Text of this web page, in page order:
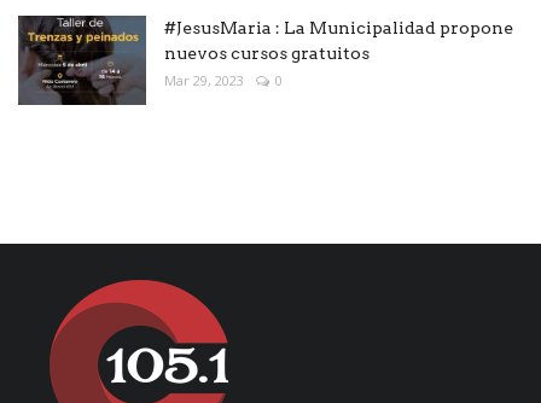
#JesusMaria : La Municipalidad propone
nuevos cursos gratuitos
Mar 29, 2023 0